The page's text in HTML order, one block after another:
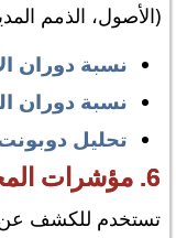
(الأصول، الذمم
نسبة دوران
نسبة دوران
تحليل
6. مؤشرات المخاطر والإفلاس
تستخدم للكشف عن